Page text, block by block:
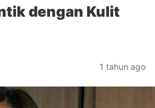
dengan Kulit
1 tahun ago